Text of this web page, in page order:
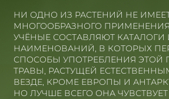
НИ ОДНО ИЗ РАСТЕНИЙ НЕ
МНОГООБРАЗНОГО
УЧЁНЫЕ СОСТАВЛЯЮТ КАТАЛОГИ
НАИМЕНОВАНИЙ, В КОТОРЫХ
СПОСОБЫ УПОТРЕБЛЕНИЯ ЭТОЙ
ТРАВЫ, РАСТУЩЕЙ
ВЕЗДЕ, КРОМЕ ЕВРОПЫ И
НО ЛУЧШЕ ВСЕГО ОНА